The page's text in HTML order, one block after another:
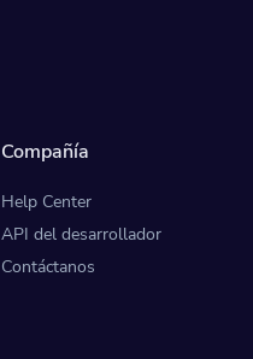
Compañía
Help Center
API del desarrollador
Contáctanos